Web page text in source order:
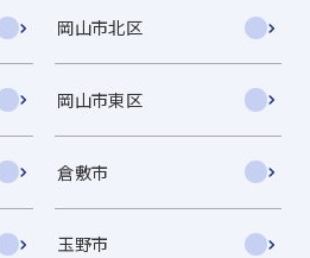
岡山市北区
岡山市東区
倉敷市
玉野市